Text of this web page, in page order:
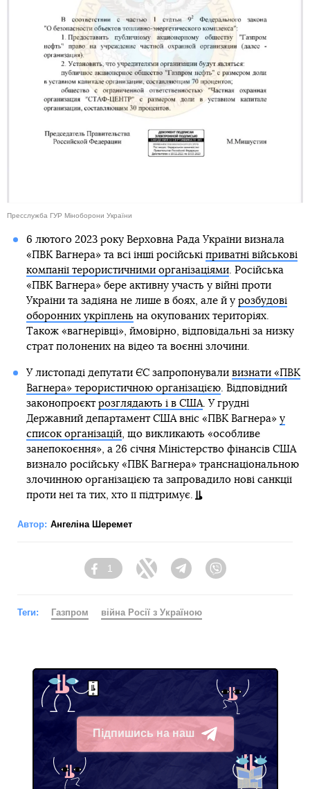
Пресслужба ГУР Міноборони України
6 лютого 2023 року Верховна Рада України визнала
«ПВК Вагнера» та всі інші російські приватні військові
компанії терористичними організаціями. Російська
«ПВК Вагнера» бере активну участь у війні проти
України та задіяна не лише в боях, але й у розбудові
оборонних укріплень на окупованих територіях.
Також «вагнерівці», ймовірно, відповідальні за низку
страт полонених на відео та воєнні злочини.
У листопаді депутати ЄС запропонували визнати «ПВК
Вагнера» терористичною організацією. Відповідний
законопроєкт розглядають і в США. У грудні
Державний департамент США вніс «ПВК Вагнера» у
список організацій, що викликають «особливе
занепокоєння», а 26 січня Міністерство фінансів США
визнало російську «ПВК Вагнера» транснаціональною
злочинною організацією та запровадило нові санкції
проти неї та тих, хто її підтримує.
Автор: Ангеліна Шеремет
Facebook
1
Twitter TelegramViber
Теги: Газпром війна Росії з Україною
Підпишись на наш
Telegram